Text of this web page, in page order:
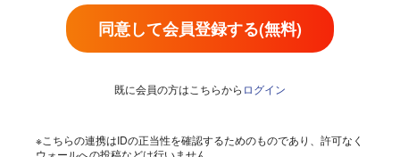
同意して会員登録する(無料)
既に会員の方はこちらから ログイン
※こちらの連携はIDの正当性を確認するためのものであり、許可なく
ウォールへの投稿などは行いません。